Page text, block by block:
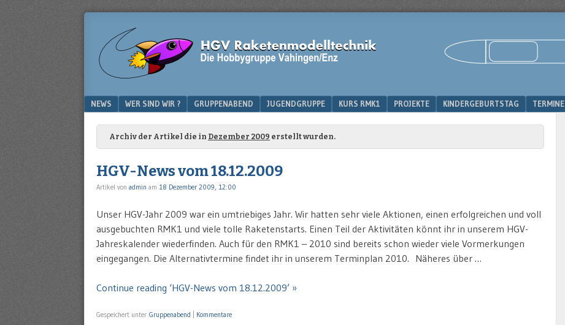
HGV-
RAKETENMODELLTECHNIK
Hobbygruppe
Vaihingen/Enz
Menu
SKIP TO CONTENT
NEWS WER SIND WIR ? GRUPPENABEND JUGENDGRUPPE KURS RMK1 PROJEKTE KINDERGEBURTSTAG TERMINE
Archiv der Artikel die in Dezember 2009 erstellt wurden.
HGV-News vom 18.12.2009
Artikel von admin am 18 Dezember 2009, 12:00
Unser HGV-Jahr 2009 war ein umtriebiges Jahr. Wir hatten sehr viele Aktionen, einen erfolgreichen und voll
ausgebuchten RMK1 und viele tolle Raketenstarts. Einen Teil der Aktivitäten könnt ihr in unserem HGV-
Jahreskalender wiederfinden. Auch für den RMK1 – 2010 sind bereits schon wieder viele Vormerkungen
eingegangen. Die Alternativtermine findet ihr in unserem Terminplan 2010. Näheres über …
Continue reading ‘HGV-News vom 18.12.2009’ »
Gespeichert unter Gruppenabend Kommentare